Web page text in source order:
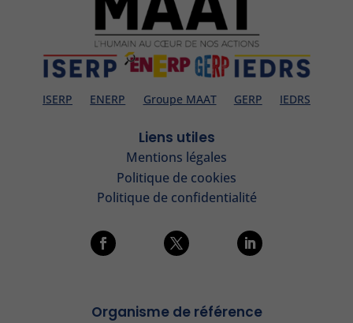
Organisme de référence
ISERP ENERP Groupe MAAT GERP IEDRS
Liens utiles
Mentions légales
Politique de cookies
Politique de confidentialité